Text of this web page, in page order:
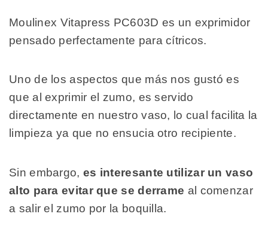
Moulinex Vitapress PC603D es un exprimidor
pensado perfectamente para cítricos.
Uno de los aspectos que más nos gustó es
que al exprimir el zumo, es servido
directamente en nuestro vaso, lo cual facilita la
limpieza ya que no ensucia otro recipiente.
Sin embargo, es interesante utilizar un vaso
alto para evitar que se derrame al comenzar
a salir el zumo por la boquilla.